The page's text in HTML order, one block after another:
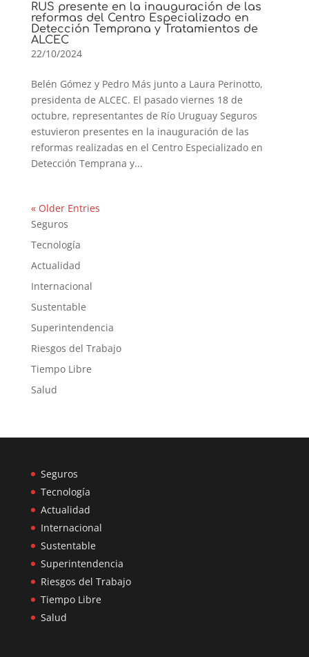
RUS presente en la inauguración de las
reformas del Centro Especializado en
Detección Temprana y Tratamientos de
ALCEC
22/10/2024
Belén Gómez y Pedro Más junto a Laura Perinotto,
presidenta de ALCEC. El pasado viernes 18 de
octubre, representantes de Río Uruguay Seguros
estuvieron presentes en la inauguración de las
reformas realizadas en el Centro Especializado en
Detección Temprana y...
« Older Entries
Seguros
Tecnología
Actualidad
Internacional
Sustentable
Superintendencia
Riesgos del Trabajo
Tiempo Libre
Salud
Seguros
Tecnología
Actualidad
Internacional
Sustentable
Superintendencia
Riesgos del Trabajo
Tiempo Libre
Salud